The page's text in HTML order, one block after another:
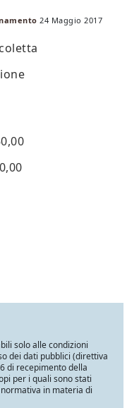
24 Maggio 2017
solo alle condizioni
dei dati pubblici (direttiva
di recepimento della
per i quali sono stati
in materia di